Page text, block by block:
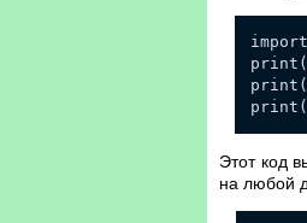
Этот код
на любой